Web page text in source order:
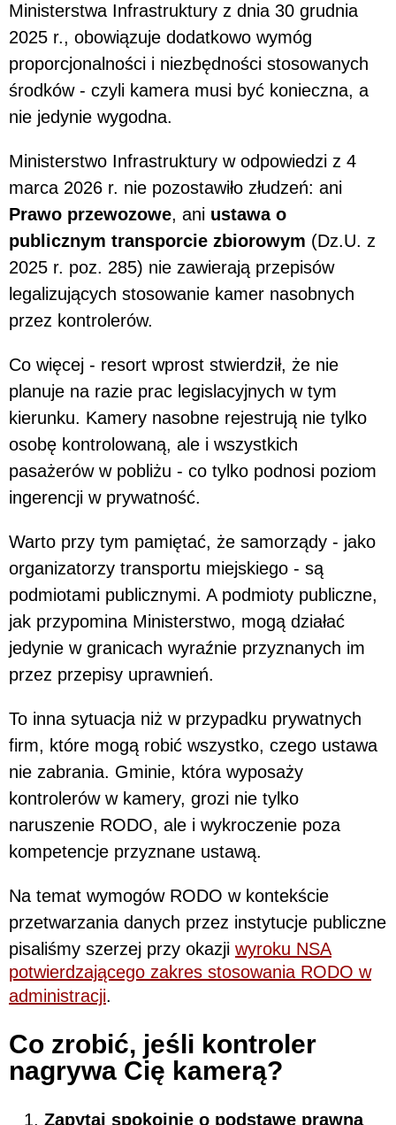
Ministerstwa Infrastruktury z dnia 30 grudnia
2025 r., obowiązuje dodatkowo wymóg
proporcjonalności i niezbędności stosowanych
środków - czyli kamera musi być konieczna, a
nie jedynie wygodna.
Ministerstwo Infrastruktury w odpowiedzi z 4
marca 2026 r. nie pozostawiło złudzeń: ani
Prawo przewozowe, ani ustawa o
publicznym transporcie zbiorowym (Dz.U. z
2025 r. poz. 285) nie zawierają przepisów
legalizujących stosowanie kamer nasobnych
przez kontrolerów.
Co więcej - resort wprost stwierdził, że nie
planuje na razie prac legislacyjnych w tym
kierunku. Kamery nasobne rejestrują nie tylko
osobę kontrolowaną, ale i wszystkich
pasażerów w pobliżu - co tylko podnosi poziom
ingerencji w prywatność.
Warto przy tym pamiętać, że samorządy - jako
organizatorzy transportu miejskiego - są
podmiotami publicznymi. A podmioty publiczne,
jak przypomina Ministerstwo, mogą działać
jedynie w granicach wyraźnie przyznanych im
przez przepisy uprawnień.
To inna sytuacja niż w przypadku prywatnych
firm, które mogą robić wszystko, czego ustawa
nie zabrania. Gminie, która wyposaży
kontrolerów w kamery, grozi nie tylko
naruszenie RODO, ale i wykroczenie poza
kompetencje przyznane ustawą.
Na temat wymogów RODO w kontekście
przetwarzania danych przez instytucje publiczne
pisaliśmy szerzej przy okazji wyroku NSA
potwierdzającego zakres stosowania RODO w
administracji.
Co zrobić, jeśli kontroler
nagrywa Cię kamerą?
Zapytaj spokojnie o podstawę prawną